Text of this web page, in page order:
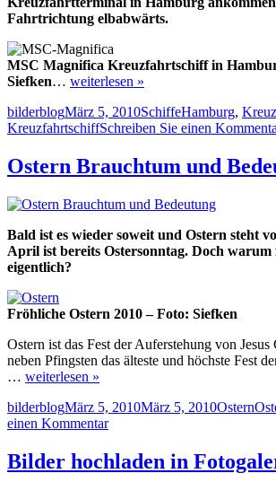
Fahrtrichtung elbabwärts.
MSC Magnifica Kreuzfahrtschiff in
Siefken… weiterlesen »
Autor
bilderblogVeröffentlicht
am
März 5, 2010Kategorien
SchiffeSchlagwörter
Hamburg,
KreuzfahrtschiffSchreiben Sie einen
Ostern Brauchtum und
Bald ist es wieder soweit und Ostern steht
April ist bereits Ostersonntag. Doch
eigentlich?
Fröhliche Ostern 2010 – Foto: Siefken
Ostern ist das Fest der Auferstehung von
neben Pfingsten das älteste und höchste Fest
… weiterlesen »
Autor
bilderblogVeröffentlicht
am
März 5, 2010März 5, 2010Ostern
einen Kommentarzu
Brauchtum
und
Bilder hochladen in